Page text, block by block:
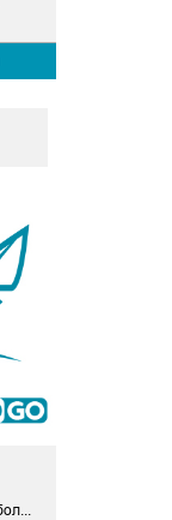
Елизавета Соболянская